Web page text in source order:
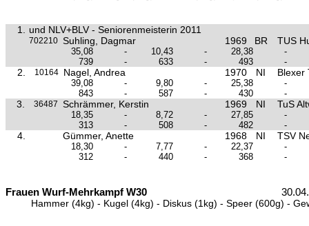
1. und NLV+BLV - Seniorenmeisterin 2011
702210 Suhling, Dagmar 1969 BR TUS
35,08 - 10,43 - 28,38
-
739
- 633 - 493 -
2. 10164 Nagel, Andrea 1970 NI Blexer
39,08 - 9,80 - 25,38
-
843
- 587 - 430 -
3. 36487 Schrämmer, Kerstin 1969 NI TuS
18,35 - 8,72 - 27,85
-
313
- 508 - 482 -
4. Gümmer, Anette 1968 NI TSV
18,30 - 7,77 - 22,37
-
312
- 440 - 368 -
Frauen Wurf-Mehrkampf W30
Hammer (4kg) - Kugel (4kg) - Diskus (1kg) - Speer (600g) -